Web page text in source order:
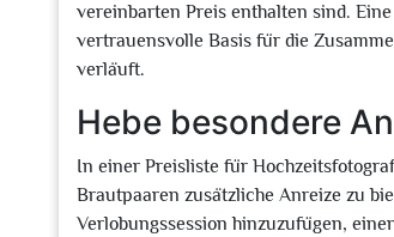
vereinbarten Preis enthalten sind.
vertrauensvolle Basis für die
verläuft.
Hebe besondere
In einer Preisliste für
Brautpaaren zusätzliche Anreize zu
Verlobungssession hinzuzufügen,